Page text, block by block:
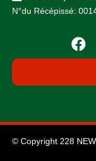
N°du Récépissé:
© Copyright 228